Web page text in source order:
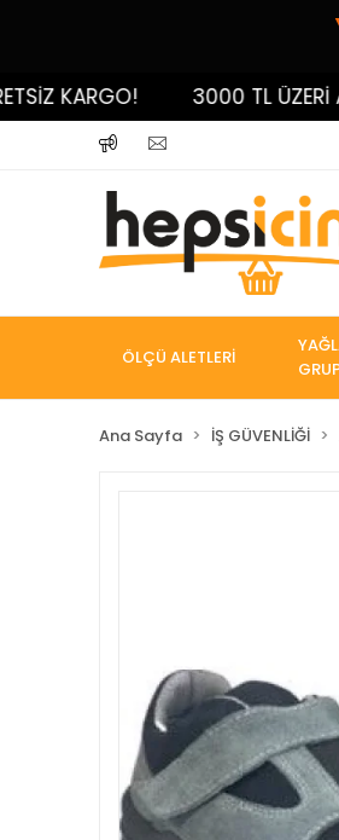
KARGO! 3000 TL ÜZERİ
ÖLÇÜ ALETLERİ
Ana Sayfa İŞ GÜVENLİĞİ